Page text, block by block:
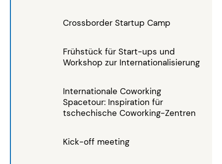
Crossborder Startup Camp
Frühstück für Start-ups und
Workshop zur Internationalisierung
Internationale Coworking
Spacetour: Inspiration für
tschechische Coworking-Zentren
Kick-off meeting